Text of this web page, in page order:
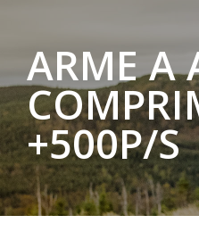
ARME A
+500P/S